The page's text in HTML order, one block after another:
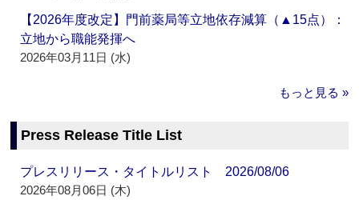
【2026年度改定】門前薬局等立地依存減算（▲15点）：
立地から職能発揮へ
2026年03月11日 (水)
もっと見る »
Press Release Title List
プレスリリース・タイトルリスト 2026/08/06
2026年08月06日 (木)